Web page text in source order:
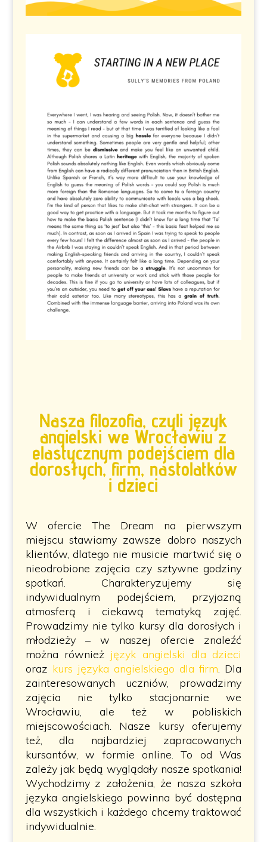
Nasza filozofia, czyli język
angielski we Wrocławiu z
elastycznym podejściem dla
dorosłych, firm, nastolatków
i dzieci
W ofercie The Dream na pierwszym
miejscu stawiamy zawsze dobro naszych
klientów, dlatego nie musicie martwić się o
nieodrobione zajęcia czy sztywne godziny
spotkań. Charakteryzujemy się
indywidualnym podejściem, przyjazną
atmosferą i ciekawą tematyką zajęć.
Prowadzimy nie tylko kursy dla dorosłych i
młodzieży – w naszej ofercie znaleźć
można również język angielski dla dzieci
oraz kurs języka angielskiego dla firm. Dla
zainteresowanych uczniów, prowadzimy
zajęcia nie tylko stacjonarnie we
Wrocławiu, ale też w pobliskich
miejscowościach. Nasze kursy oferujemy
też, dla najbardziej zapracowanych
kursantów, w formie online. To od Was
zależy jak będą wyglądały nasze spotkania!
Wychodzimy z założenia, że nasza szkoła
języka angielskiego powinna być dostępna
dla wszystkich i każdego chcemy traktować
indywidualnie.